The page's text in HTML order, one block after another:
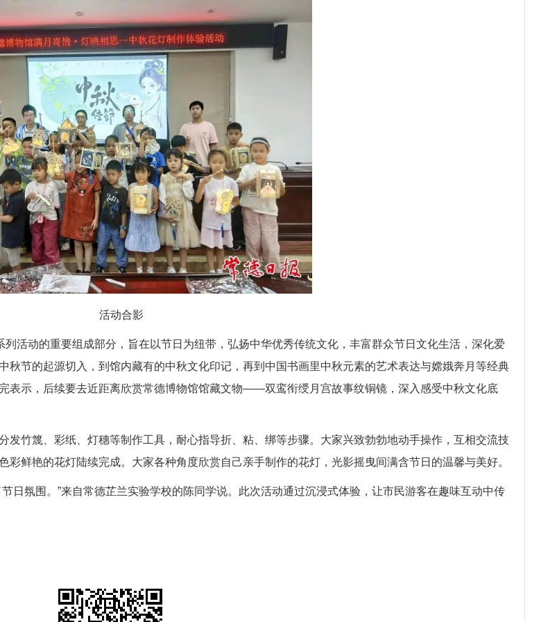
活动合影
列活动的重要组成部分，旨在以节日为纽带，弘扬中华优秀传统文化，丰富群众节日文化生活，深化爱
秋节的起源切入，到馆内藏有的中秋文化印记，再到中国书画里中秋元素的艺术表达与嫦娥奔月等经典
表示，后续要去近距离欣赏常德博物馆馆藏文物——双鸾衔绶月宫故事纹铜镜，深入感受中秋文化底
发竹篾、彩纸、灯穗等制作工具，耐心指导折、粘、绑等步骤。大家兴致勃勃地动手操作，互相交流技
鲜艳的花灯陆续完成。大家各种角度欣赏自己亲手制作的花灯，光影摇曳间满含节日的温馨与美好。
日氛围。”来自常德芷兰实验学校的陈同学说。此次活动通过沉浸式体验，让市民游客在趣味互动中传